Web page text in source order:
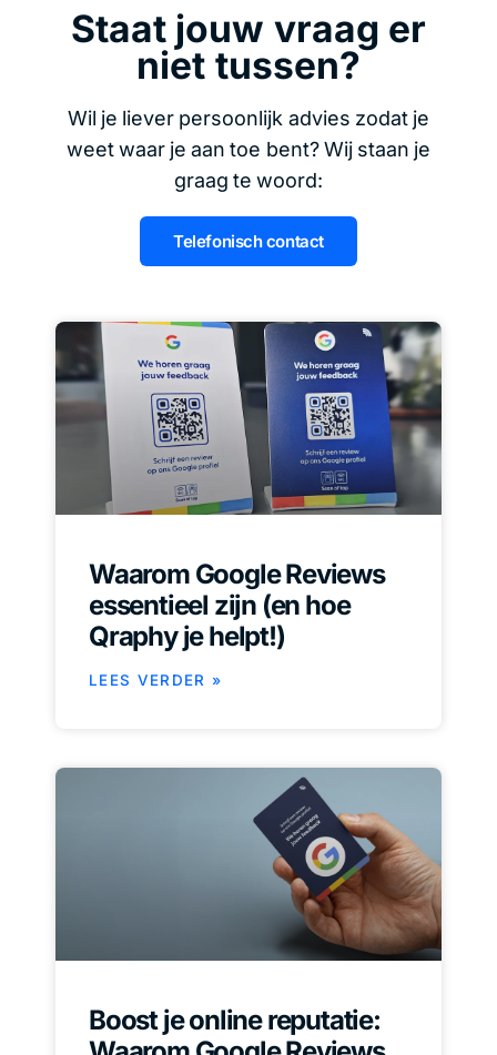
Waarom Google Reviews
essentieel zijn (en hoe
Qraphy je helpt!)
LEES VERDER »
Boost je online reputatie:
Staat jouw vraag er
niet tussen?
Wil je liever persoonlijk advies zodat je
weet waar je aan toe bent? Wij staan je
graag te woord:
Telefonisch contact